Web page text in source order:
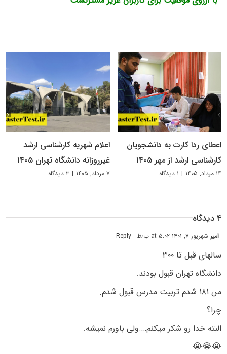
اعطای ردا کارت به دانشجویان
کارشناسی ارشد از مهر ۱۴۰۵
۱۴ مرداد, ۱۴۰۵ | ۱ دیدگاه
اعلام شهریه کارشناسی ارشد
غیرروزانه دانشگاه تهران ۱۴۰۵
۷ مرداد, ۱۴۰۵ | ۳ دیدگاه
۴ دیدگاه
امیرشهریور ۷, ۱۴۰۱ at ۵:۰۲ ب٫ظ - Reply
سالهای قبل تا ۳۰۰
دانشگاه تهران قبول بودند.
من ۱۸۱ شدم تربیت مدرس قبول شدم.
چرا؟
البته خدا رو شکر میکنم….ولی باورم نمیشه.
😭😭😭